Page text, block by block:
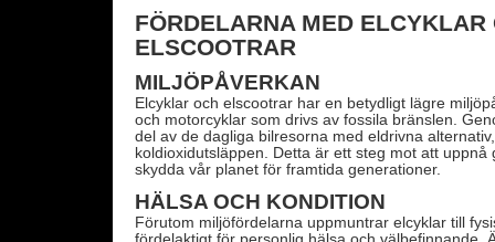
FÖRDELARNA MED ELCYKLAR
ELSCOOTRAR
MILJÖPÅVERKAN
Elcyklar och elscootrar har en betydligt lägre
och motorcyklar som drivs av fossila bränslen.
del av de dagliga bilresorna med eldrivna
koldioxidutsläppen. Detta är ett steg mot att uppnå
skydda vår planet för framtida generationer.
HÄLSA OCH KONDITION
Förutom miljöfördelarna uppmuntrar elcyklar till